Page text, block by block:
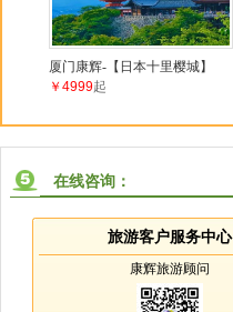
厦门康辉-【日本十里樱城】
￥4999起
在线咨询：
旅游客户服务中心
康辉旅游顾问